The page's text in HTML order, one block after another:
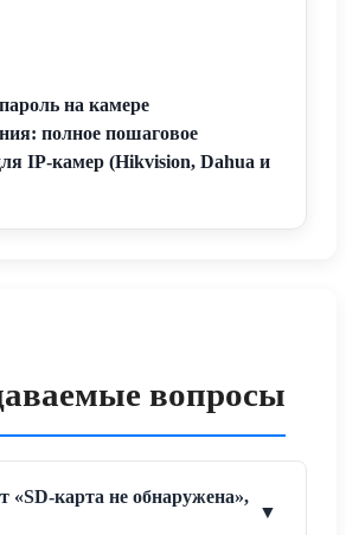
на камере
полное пошаговое
IP-камер (Hikvision, Dahua и
вопросы
«SD-карта не обнаружена»,
▼